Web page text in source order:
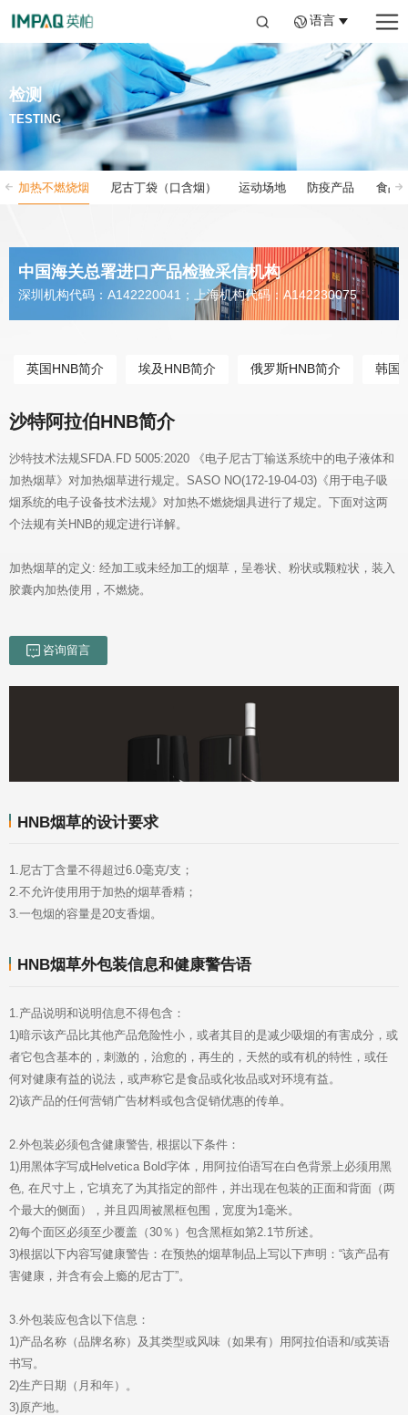
语言
检测
TESTING
加热不燃烧烟 尼古丁袋（口含烟） 运动场地 防疫产品 食品
中国海关总署进口产品检验采信机构
深圳机构代码：A142220041；上海机构代码：A142230075
英国HNB简介 埃及HNB简介 俄罗斯HNB简介 韩国
沙特阿拉伯HNB简介
个法规有关HNB的规定进行详解。
胶囊内加热使用，不燃烧。
咨询留言
HNB烟草的设计要求
1.尼古丁含量不得超过6.0毫克/支；
2.不允许使用用于加热的烟草香精；
3.一包烟的容量是20支香烟。
HNB烟草外包装信息和健康警告语
1.产品说明和说明信息不得包含：
何对健康有益的说法，或声称它是食品或化妆品或对环境有益。
2)该产品的任何营销广告材料或包含促销优惠的传单。
2.外包装必须包含健康警告, 根据以下条件：
个最大的侧面），并且四周被黑框包围，宽度为1毫米。
2)每个面区必须至少覆盖（30％）包含黑框如第2.1节所述。
害健康，并含有会上瘾的尼古丁”。
3.外包装应包含以下信息：
书写。
2)生产日期（月和年）。
3)原产地。